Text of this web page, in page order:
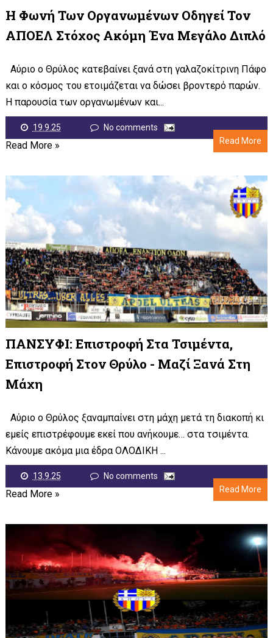
Η Φωνή Των Οργανωμένων Οδηγεί Τον
ΑΠΟΕΛ Στόχος Ακόμη Ένα Μεγάλο Διπλό
Αύριο ο Θρύλος κατεβαίνει ξανά στη γαλαζοκίτρινη Πάφο
και ο κόσμος του ετοιμάζεται να δώσει βροντερό παρών.
Η παρουσία των οργανωμένων και...
19.9.25
No comments
Read More
Read More »
ΠΑΝΣΥΦΙ: Επιστροφή Στα Τσιμέντα,
Επιστροφή Στον Θρύλο - Μαζί Ξανά Στη
Μάχη
Αύριο ο Θρύλος ξαναμπαίνει στη μάχη μετά τη διακοπή κι
εμείς επιστρέφουμε εκεί που ανήκουμε… στα τσιμέντα.
Κάνουμε ακόμα μια έδρα ΟΛΟΔΙΚΗ ...
13.9.25
No comments
Read More
Read More »